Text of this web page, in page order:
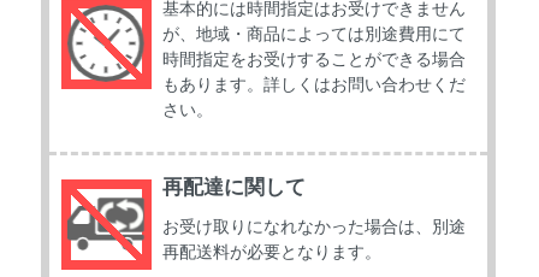
基本的には時間指定はお受けできません
が、地域・商品によっては別途費用にて
時間指定をお受けすることができる場合
もあります。詳しくはお問い合わせくだ
さい。
再配達に関して
お受け取りになれなかった場合は、別途
再配送料が必要となります。